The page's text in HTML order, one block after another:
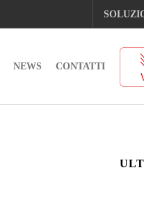
NEWS CONTATTI